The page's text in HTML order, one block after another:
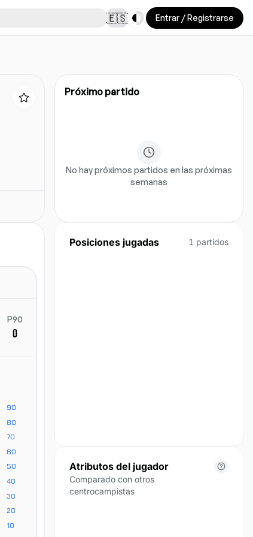
🇪🇸 Toggle theme
Entrar / Registrarse
Próximo partido
No hay próximos partidos en las próximas
semanas
P90
0
Posiciones jugadas 1 partidos
Atributos del jugador
Comparado con otros
centrocampistas